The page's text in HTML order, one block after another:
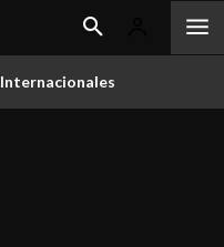
Internacionales